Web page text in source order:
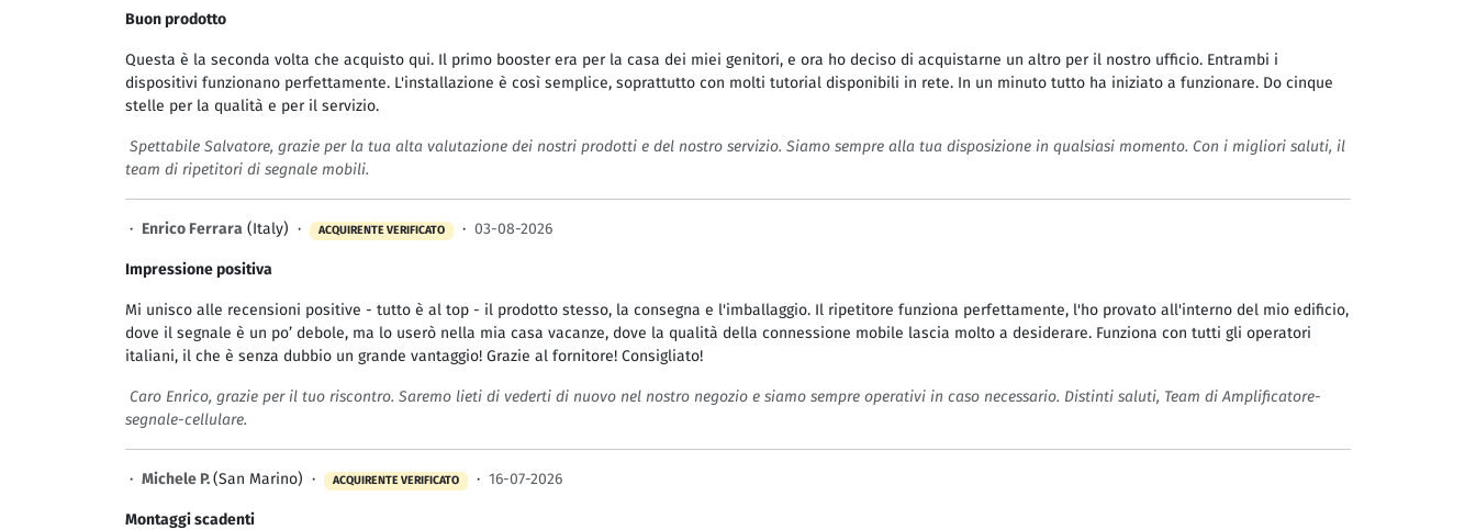
Buon prodotto
Questa è la seconda volta che acquisto qui. Il primo booster era per la casa dei miei genitori, e ora ho deciso di acquistarne un altro per il nostro ufficio. Entrambi i
dispositivi funzionano perfettamente. L'installazione è così semplice, soprattutto con molti tutorial disponibili in rete. In un minuto tutto ha iniziato a funzionare. Do cinque
stelle per la qualità e per il servizio.
Spettabile Salvatore, grazie per la tua alta valutazione dei nostri prodotti e del nostro servizio. Siamo sempre alla tua disposizione in qualsiasi momento. Con i migliori saluti, il
team di ripetitori di segnale mobili.
· Enrico Ferrara (Italy) · ACQUIRENTE VERIFICATO · 03-08-2026
Impressione positiva
Mi unisco alle recensioni positive - tutto è al top - il prodotto stesso, la consegna e l'imballaggio. Il ripetitore funziona perfettamente, l'ho provato all'interno del mio edificio,
dove il segnale è un po’ debole, ma lo userò nella mia casa vacanze, dove la qualità della connessione mobile lascia molto a desiderare. Funziona con tutti gli operatori
italiani, il che è senza dubbio un grande vantaggio! Grazie al fornitore! Consigliato!
Caro Enrico, grazie per il tuo riscontro. Saremo lieti di vederti di nuovo nel nostro negozio e siamo sempre operativi in caso necessario. Distinti saluti, Team di Amplificatore-
segnale-cellulare.
· Michele P.(San Marino) · ACQUIRENTE VERIFICATO · 16-07-2026
Montaggi scadenti